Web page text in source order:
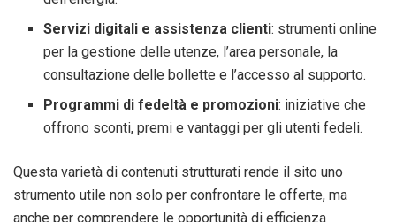
Servizi digitali e assistenza clienti: strumenti online
per la gestione delle utenze, l’area personale, la
consultazione delle bollette e l’accesso al supporto.
Programmi di fedeltà e promozioni: iniziative che
offrono sconti, premi e vantaggi per gli utenti fedeli.
Questa varietà di contenuti strutturati rende il sito uno
strumento utile non solo per confrontare le offerte, ma
anche per comprendere le opportunità di efficienza